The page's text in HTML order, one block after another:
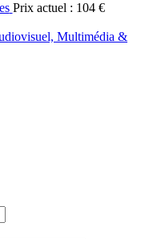
Prix actuel : 104 €
Multimédia &